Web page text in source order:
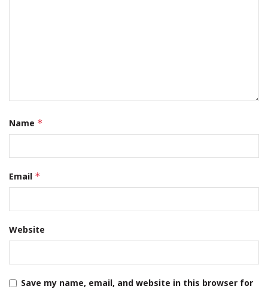
Name *
Email *
Website
Save my name, email, and website in this browser for